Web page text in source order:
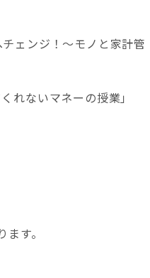
ェンジ！～モノと家計管
れないマネーの授業」
す。